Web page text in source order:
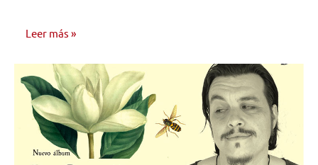
Leer más
CONSEJOS
PARA
MÚSICOS